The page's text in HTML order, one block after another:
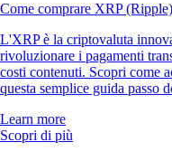
Come comprare XRP
L'XRP è la criptovaluta
rivoluzionare i pagamenti
costi contenuti. Scopri come
questa semplice guida passo
Learn more
Scopri di più